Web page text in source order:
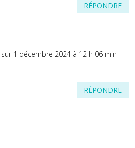
RÉPONDRE
sur 1 décembre 2024 à 12 h 06 min
RÉPONDRE